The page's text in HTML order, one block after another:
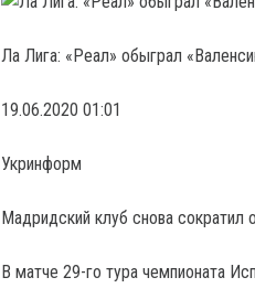
Ла Лига: «Реал» обыграл
19.06.2020 01:01
Укринформ
Мадридский клуб снова сократил
В матче 29-го тура чемпионата